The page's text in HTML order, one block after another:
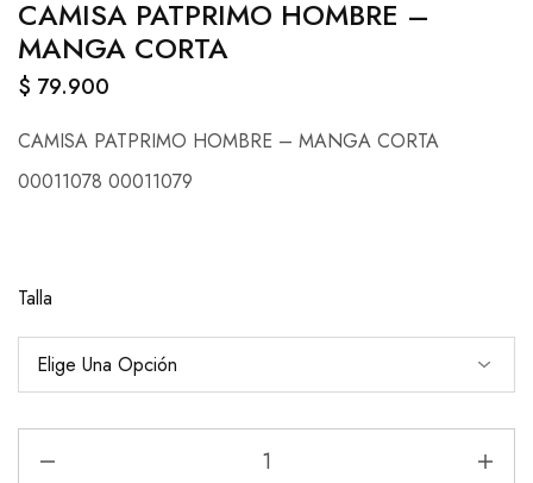
CAMISA PATPRIMO HOMBRE –
MANGA CORTA
$ 79.900
CAMISA PATPRIMO HOMBRE – MANGA CORTA
00011078 00011079
Talla